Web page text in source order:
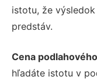
istotu, že
predstáv.
Cena
hľadáte istotu v